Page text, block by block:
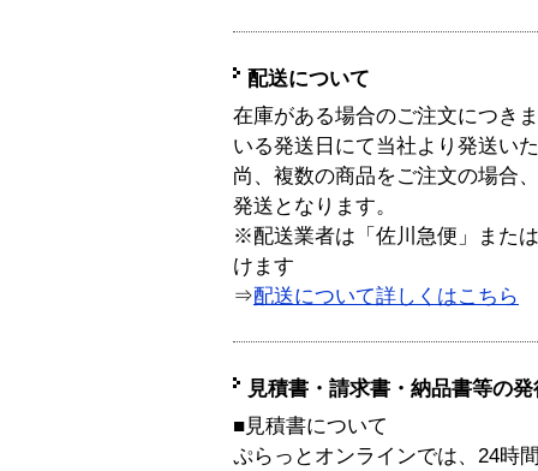
配送について
在庫がある場合のご注文につき
いる発送日にて当社より発送い
尚、複数の商品をご注文の場合
発送となります。
※配送業者は「佐川急便」また
けます
⇒配送について詳しくはこちら
見積書・請求書・納品書等の
■見積書について
ぷらっとオンラインでは、24時